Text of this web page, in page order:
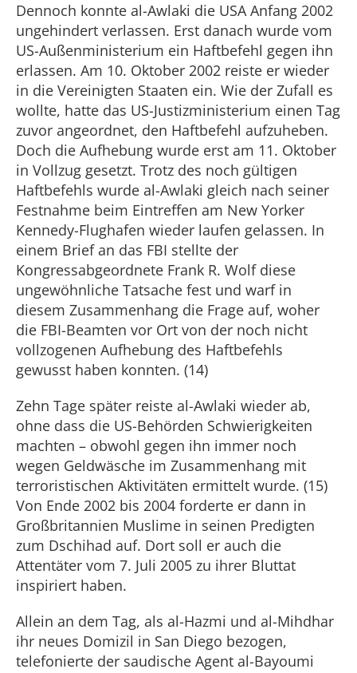
Dennoch konnte al-Awlaki die USA Anfang 2002
ungehindert verlassen. Erst danach wurde vom
US-Außenministerium ein Haftbefehl gegen ihn
erlassen. Am 10. Oktober 2002 reiste er wieder
in die Vereinigten Staaten ein. Wie der Zufall es
wollte, hatte das US-Justizministerium einen Tag
zuvor angeordnet, den Haftbefehl aufzuheben.
Doch die Aufhebung wurde erst am 11. Oktober
in Vollzug gesetzt. Trotz des noch gültigen
Haftbefehls wurde al-Awlaki gleich nach seiner
Festnahme beim Eintreffen am New Yorker
Kennedy-Flughafen wieder laufen gelassen. In
einem Brief an das FBI stellte der
Kongressabgeordnete Frank R. Wolf diese
ungewöhnliche Tatsache fest und warf in
diesem Zusammenhang die Frage auf, woher
die FBI-Beamten vor Ort von der noch nicht
vollzogenen Aufhebung des Haftbefehls
gewusst haben konnten. (14)
Zehn Tage später reiste al-Awlaki wieder ab,
ohne dass die US-Behörden Schwierigkeiten
machten – obwohl gegen ihn immer noch
wegen Geldwäsche im Zusammenhang mit
terroristischen Aktivitäten ermittelt wurde. (15)
Von Ende 2002 bis 2004 forderte er dann in
Großbritannien Muslime in seinen Predigten
zum Dschihad auf. Dort soll er auch die
Attentäter vom 7. Juli 2005 zu ihrer Bluttat
inspiriert haben.
Allein an dem Tag, als al-Hazmi und al-Mihdhar
ihr neues Domizil in San Diego bezogen,
telefonierte der saudische Agent al-Bayoumi